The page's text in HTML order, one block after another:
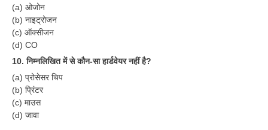
(a) ओजोन
(b) नाइट्रोजन
(c) ऑक्सीजन
(d) CO
10. निम्नलिखित में से कौन-सा हार्डवेयर नहीं है?
(a) प्रोसेसर चिप
(b) प्रिंटर
(c) माउस
(d) जावा